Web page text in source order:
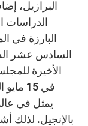
البرازيل،
الدراسات
البارزة في
السادس عشر
الأخيرة
في 15
يمثل في
بالإنجيل. لذلك